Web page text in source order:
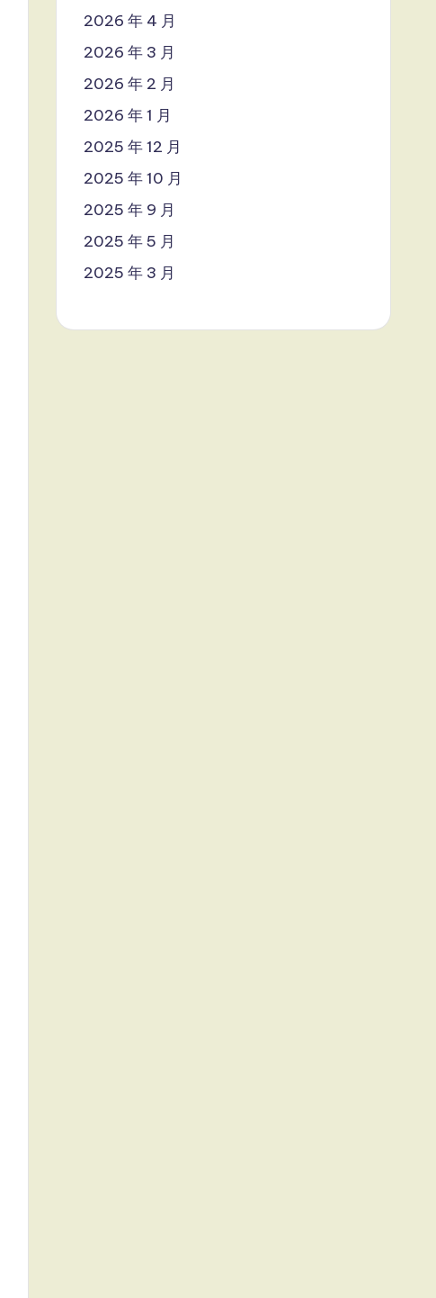
2026 年 4 月
2026 年 3 月
2026 年 2 月
2026 年 1 月
2025 年 12 月
2025 年 10 月
2025 年 9 月
2025 年 5 月
2025 年 3 月